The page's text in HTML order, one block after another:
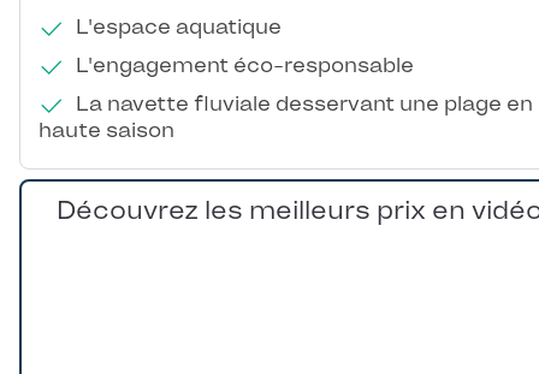
L'espace aquatique
L'engagement éco-responsable
La navette fluviale desservant une plage en
haute saison
Découvrez les meilleurs prix en